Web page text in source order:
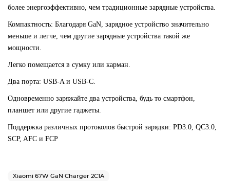
более энергоэффективно, чем традиционные зарядные устройства.
Компактность: Благодаря GaN, зарядное устройство значительно
меньше и легче, чем другие зарядные устройства такой же
мощности.
Легко помещается в сумку или карман.
Два порта: USB-A и USB-C.
Одновременно заряжайте два устройства, будь то смартфон,
планшет или другие гаджеты.
Поддержка различных протоколов быстрой зарядки: PD3.0, QC3.0,
SCP, AFC и FCP
Xiaomi 67W GaN Charger 2C1A